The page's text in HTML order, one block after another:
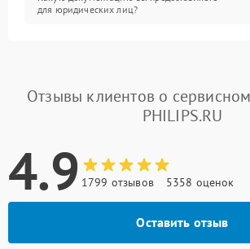
для юридических лиц?
Отзывы клиентов о
PHILIPS.RU
4.9 1799 отзывов 5358 оценок
Оставить отзыв